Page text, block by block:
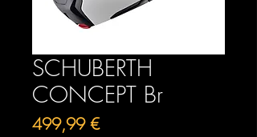
SCHUBERTH
CONCEPT Br
499,99 €Preço